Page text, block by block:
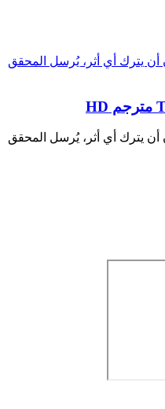
أن يترك أي أثر، يُرسل المحقق
أن يترك أي أثر، يُرسل المحقق